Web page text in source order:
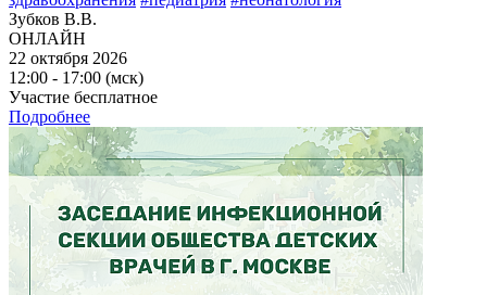
Зубков В.В.
ОНЛАЙН
22 октября 2026
12:00 - 17:00 (мск)
Участие бесплатное
Подробнее